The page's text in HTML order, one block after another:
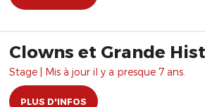
Clowns et Grande
Stage | Mis à jour il y a presque 7 ans.
PLUS D'INFOS